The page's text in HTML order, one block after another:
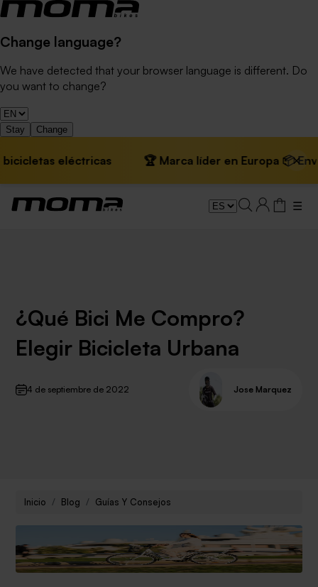
Change language?
We have detected that your browser language is different. Do
you want to change?
Stay Change
eléctricas 🏆 Marca líder en Europa 📦 ×
☰
¿Qué Bici Me Compro?
Elegir Bicicleta Urbana
4 de septiembre de 2022 Jose Marquez
Inicio Blog Guías Y Consejos